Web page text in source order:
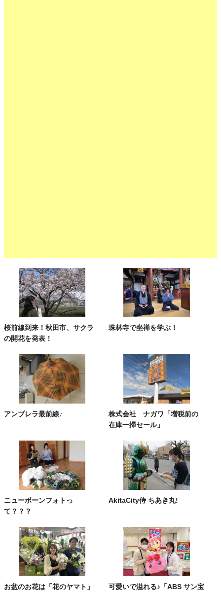
桜前線到来！秋田市、サクラ
の開花を発表！
珠林寺で坐禅を学ぶ！
アンブレラ最前線♪
株式会社 ナガワ「増税前の
在庫一掃セール」
ニューボーンフォトっ
て？？？
AkitaCity侍 ちあき丸!
お盆のお花は「花のヤマト」
可愛いで溢れる♪「ABS サン宝